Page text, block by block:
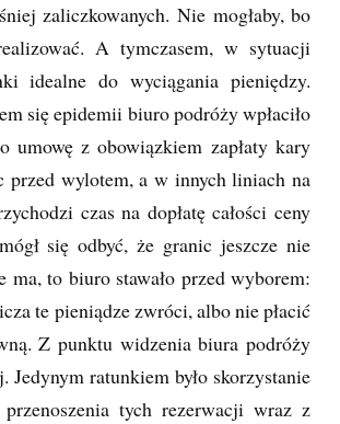
zaliczkowanych. Nie mogłaby, bo
A tymczasem, w sytuacji
idealne do wyciągania pieniędzy.
się epidemii biuro podróży wpłaciło
umowę z obowiązkiem zapłaty kary
przed wylotem, a w innych liniach na
czas na dopłatę całości ceny
się odbyć, że granic jeszcze nie
to biuro stawało przed wyborem:
te pieniądze zwróci, albo nie płacić
Z punktu widzenia biura podróży
Jedynym ratunkiem było skorzystanie
tych rezerwacji wraz z